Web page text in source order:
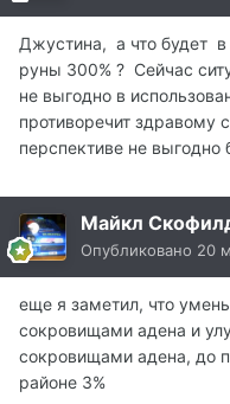
Джустина, а что будет
руны 300% ? Сейчас
не выгодно в
противоречит здравому
перспективе не выгодно
Майкл
Опубликовано 20
еще я заметил, что
сокровищами адена и
сокровищами адена, до
районе 3%